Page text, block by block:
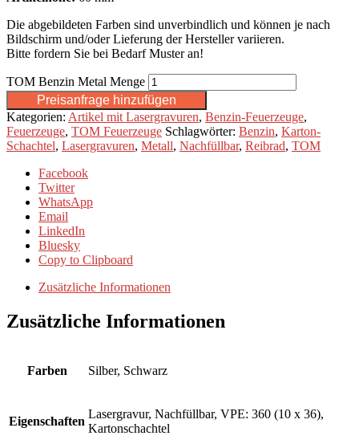
Die abgebildeten Farben sind unverbindlich und können je nach
Bildschirm und/oder Lieferung der Hersteller variieren.
Bitte fordern Sie bei Bedarf Muster an!
TOM Benzin Metal Menge
Preisanfrage hinzufügen
Kategorien: Artikel mit Lasergravuren, Benzin-Feuerzeuge,
Feuerzeuge, TOM Feuerzeuge Schlagwörter: Benzin, Karton-
Schachtel, Lasergravuren, Metall, Nachfüllbar, Reibrad, TOM
Facebook
Twitter
WhatsApp
Email
LinkedIn
Bluesky
Copy to Clipboard
Zusätzliche Informationen
Zusätzliche Informationen
Farben Silber, Schwarz
Eigenschaften
Lasergravur, Nachfüllbar, VPE: 360 (10 x 36),
Kartonschachtel